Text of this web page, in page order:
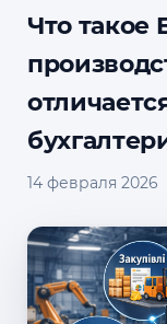
Что такое
14 февраля 2026